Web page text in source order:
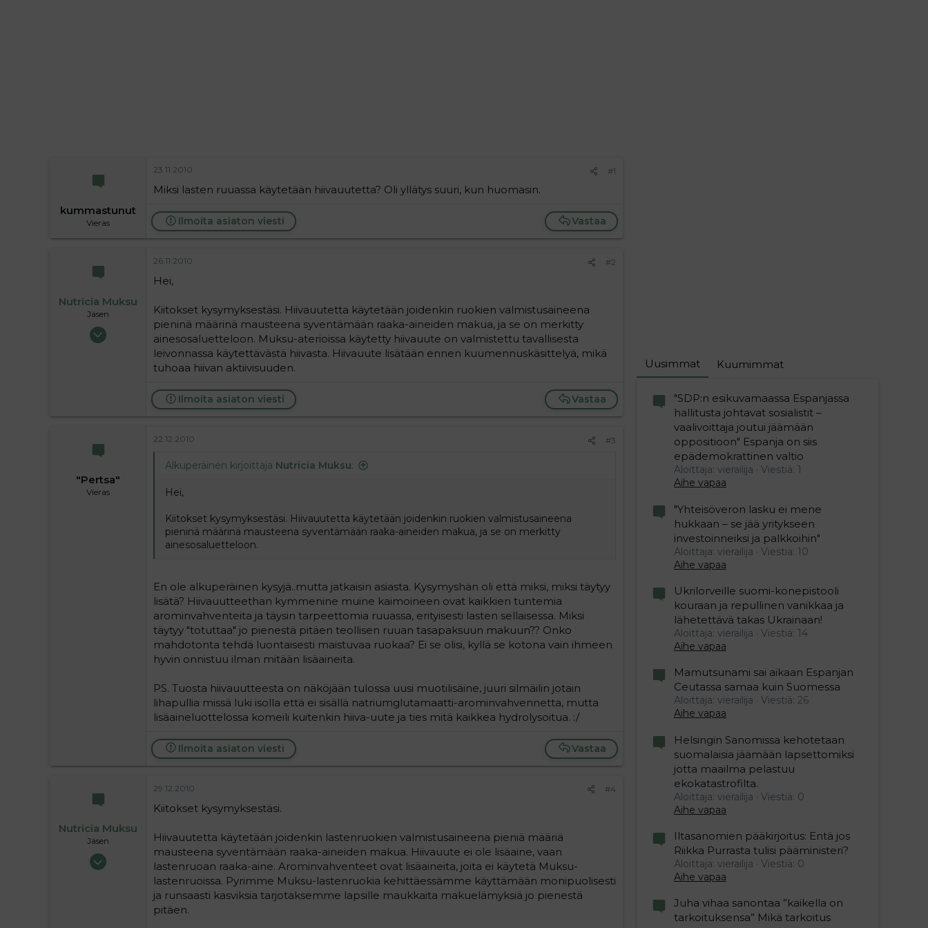
kummastunut
Vieras
23.11.2010 #1
Miksi lasten ruuassa käytetään hiivauutetta? Oli yllätys suuri, kun huomasin.
Vastaa
Ilmoita asiaton viesti
Nutricia Muksu
Jäsen
09.02.2010
26.11.2010 #2
Hei,
Kiitokset kysymyksestäsi. Hiivauutetta käytetään joidenkin ruokien valmistusaineena
pieninä määrinä mausteena syventämään raaka-aineiden makua, ja se on merkitty
ainesosaluetteloon. Muksu-aterioissa käytetty hiivauute on valmistettu tavallisesta
leivonnassa käytettävästä hiivasta. Hiivauute lisätään ennen kuumennuskäsittelyä, mikä
tuhoaa hiivan aktiivisuuden.
Vastaa
Ilmoita asiaton viesti
"Pertsa"
Vieras
22.12.2010 #3
Alkuperäinen kirjoittaja Nutricia Muksu:
Hei,
Kiitokset kysymyksestäsi. Hiivauutetta käytetään joidenkin ruokien valmistusaineena
pieninä määrinä mausteena syventämään raaka-aineiden makua, ja se on merkitty
ainesosaluetteloon.
En ole alkuperäinen kysyjä..mutta jatkaisin asiasta. Kysymyshän oli että miksi, miksi täytyy
lisätä? Hiivauutteethan kymmenine muine kaimoineen ovat kaikkien tuntemia
arominvahventeita ja täysin tarpeettomia ruuassa, erityisesti lasten sellaisessa. Miksi
täytyy "totuttaa" jo pienestä pitäen teollisen ruuan tasapaksuun makuun?? Onko
mahdotonta tehdä luontaisesti maistuvaa ruokaa? Ei se olisi, kyllä se kotona vain ihmeen
hyvin onnistuu ilman mitään lisäaineita.
PS. Tuosta hiivauutteesta on näköjään tulossa uusi muotilisäine, juuri silmäilin jotain
lihapullia missä luki isolla että ei sisällä natriumglutamaatti-arominvahvennetta, mutta
lisäaineluottelossa komeili kuitenkin hiiva-uute ja ties mitä kaikkea hydrolysoitua. :/
Vastaa
Ilmoita asiaton viesti
Nutricia Muksu
Jäsen
09.02.2010
29.12.2010 #4
Kiitokset kysymyksestäsi.
Hiivauutetta käytetään joidenkin lastenruokien valmistusaineena pieniä määriä
mausteena syventämään raaka-aineiden makua. Hiivauute ei ole lisäaine, vaan
lastenruoan raaka-aine. Arominvahventeet ovat lisäaineita, joita ei käytetä Muksu-
lastenruoissa. Pyrimme Muksu-lastenruokia kehittäessämme käyttämään monipuolisesti
ja runsaasti kasviksia tarjotaksemme lapsille maukkaita makuelämyksiä jo pienestä
pitäen.
Uusimmat Kuumimmat
"SDP:n esikuvamaassa Espanjassa
hallitusta johtavat sosialistit –
vaalivoittaja joutui jäämään
oppositioon" Espanja on siis
epädemokrattinen valtio
Aloittaja: vierailija
Viestiä: 1
Aihe vapaa
"Yhteisöveron lasku ei mene
hukkaan – se jää yritykseen
investoinneiksi ja palkkoihin"
Aloittaja: vierailija
Viestiä: 10
Aihe vapaa
Ukrilorveille suomi-konepistooli
kouraan ja repullinen vanikkaa ja
lähetettävä takas Ukrainaan!
Aloittaja: vierailija
Viestiä: 14
Aihe vapaa
Mamutsunami sai aikaan Espanjan
Ceutassa samaa kuin Suomessa
Aloittaja: vierailija
Viestiä: 26
Aihe vapaa
Helsingin Sanomissa kehotetaan
suomalaisia jäämään lapsettomiksi
jotta maailma pelastuu
ekokatastrofilta.
Aloittaja: vierailija
Viestiä: 0
Aihe vapaa
Iltasanomien pääkirjoitus: Entä jos
Riikka Purrasta tulisi pääministeri?
Aloittaja: vierailija
Viestiä: 0
Aihe vapaa
Juha vihaa sanontaa ”kaikella on
tarkoituksensa” Mikä tarkoitus